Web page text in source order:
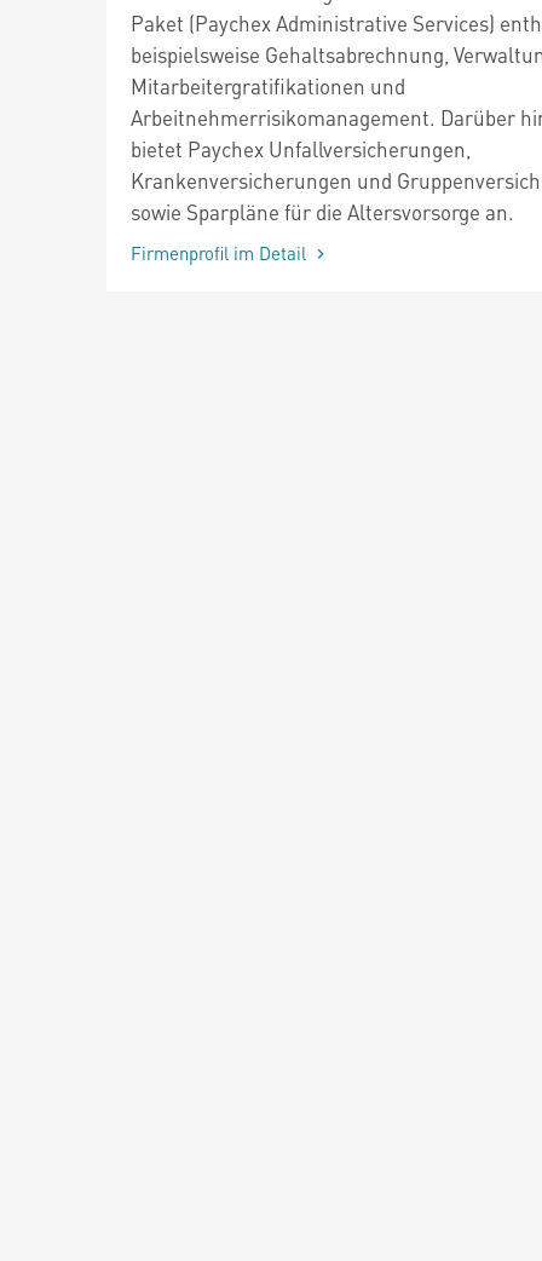
Paket (Paychex Administrative Services)
beispielsweise Gehaltsabrechnung,
Mitarbeitergratifikationen und
Arbeitnehmerrisikomanagement. Darüber
bietet Paychex Unfallversicherungen,
Krankenversicherungen und
sowie Sparpläne für die Altersvorsorge an.
Firmenprofil im Detail